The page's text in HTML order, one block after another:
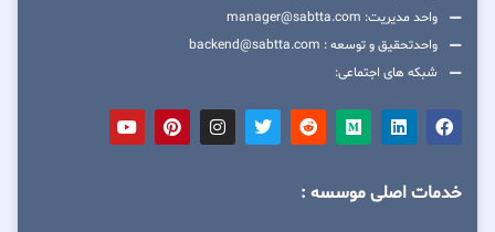
واحد مدیریت: manager@sabtta.com
واحدتحقیق و توسعه : backend@sabtta.com
شبکه های اجتماعی:
خدمات اصلی موسسه :